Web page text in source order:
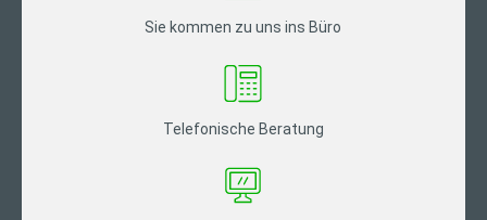
Sie kommen zu uns ins Büro
Telefonische Beratung